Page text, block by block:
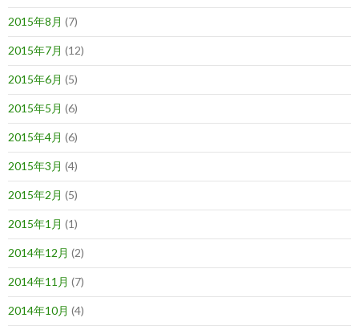
2015年8月 (7)
2015年7月 (12)
2015年6月 (5)
2015年5月 (6)
2015年4月 (6)
2015年3月 (4)
2015年2月 (5)
2015年1月 (1)
2014年12月 (2)
2014年11月 (7)
2014年10月 (4)